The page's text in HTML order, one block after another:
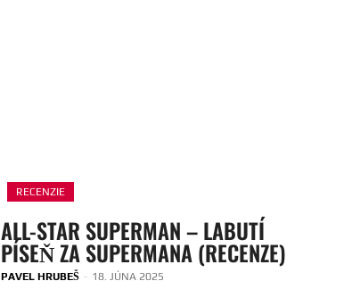
RECENZIE
ALL-STAR SUPERMAN – LABUTÍ
PÍSEŇ ZA SUPERMANA (RECENZE)
PAVEL HRUBEŠ - 18. JÚNA 2025